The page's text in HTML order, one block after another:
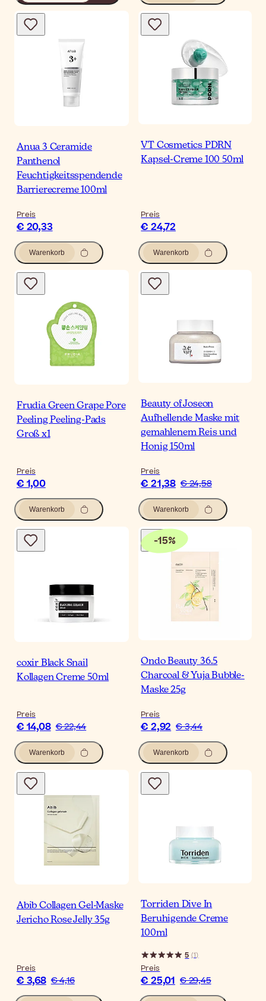
Anua 3 Ceramide
Panthenol
Feuchtigkeitsspendende
Barrierecreme 100ml
Preis
€ 20,33
Warenkorb
VT Cosmetics PDRN
Kapsel-Creme 100 50ml
Preis
€ 24,72
Warenkorb
Frudia Green Grape Pore
Peeling Peeling-Pads
Groß x1
Preis
€ 1,00
Warenkorb
Beauty of Joseon
Aufhellende Maske mit
gemahlenem Reis und
Honig 150ml
Preis
€ 21,38 € 24,58
Warenkorb
coxir Black Snail
Kollagen Creme 50ml
Preis
€ 14,08 € 22,44
Warenkorb
-15%
Ondo Beauty 36.5
Charcoal & Yuja Bubble-
Maske 25g
Preis
€ 2,92 € 3,44
Warenkorb
Abib Collagen Gel-Maske
Jericho Rose Jelly 35g
Preis
€ 3,68 € 4,16
Torriden Dive In
Beruhigende Creme
100ml
5 (1)
Preis
€ 25,01 € 29,45